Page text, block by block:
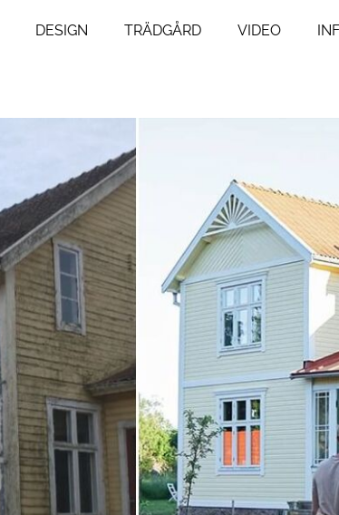
DESIGN TRÄDGÅRD VIDEO
Resor